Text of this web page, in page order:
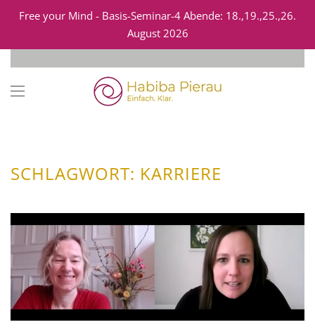
Free your Mind - Basis-Seminar-4 Abende: 18.,19.,25.,26.
August 2026
Zum Hauptinhalt springen
SCHLAGWORT: KARRIERE